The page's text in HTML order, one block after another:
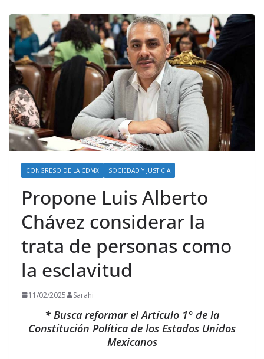
CONGRESO DE LA CDMX SOCIEDAD Y JUSTICIA
Propone Luis Alberto
Chávez considerar la
trata de personas como
la esclavitud
11/02/2025 Sarahi
* Busca reformar el Artículo 1° de la
Constitución Política de los Estados Unidos
Mexicanos